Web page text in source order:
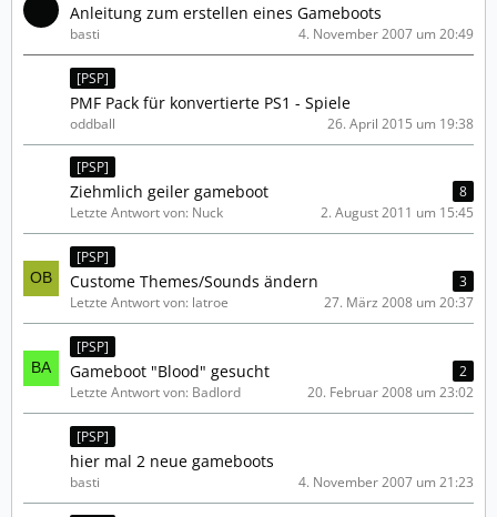
Anleitung zum erstellen eines Gameboots
basti 4. November 2007 um 20:49
[PSP]
PMF Pack für konvertierte PS1 - Spiele
oddball 26. April 2015 um 19:38
[PSP]
Ziehmlich geiler gameboot
8
Letzte Antwort von: Nuck
2. August 2011 um 15:45
[PSP]
Custome Themes/Sounds ändern
3
Letzte Antwort von: latroe
27. März 2008 um 20:37
[PSP]
Gameboot "Blood" gesucht
2
Letzte Antwort von: Badlord
20. Februar 2008 um 23:02
[PSP]
hier mal 2 neue gameboots
basti 4. November 2007 um 21:23